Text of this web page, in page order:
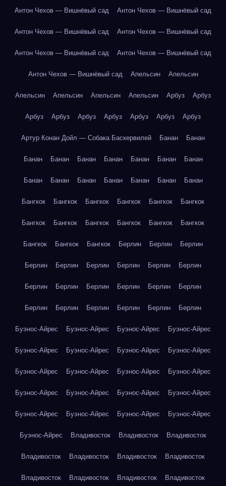
Антон Чехов — Вишнёвый сад Антон Чехов — Вишнёвый сад
Антон Чехов — Вишнёвый сад Антон Чехов — Вишнёвый сад
Антон Чехов — Вишнёвый сад Антон Чехов — Вишнёвый сад
Антон Чехов — Вишнёвый сад Апельсин Апельсин
Апельсин Апельсин Апельсин Апельсин Арбуз Арбуз
Арбуз Арбуз Арбуз Арбуз Арбуз Арбуз Арбуз
Артур Конан Дойл — Собака Баскервилей Банан Банан
Банан Банан Банан Банан Банан Банан Банан
Банан Банан Банан Банан Банан Банан Банан
Бангкок Бангкок Бангкок Бангкок Бангкок Бангкок
Бангкок Бангкок Бангкок Бангкок Бангкок Бангкок
Бангкок Бангкок Бангкок Берлин Берлин Берлин
Берлин Берлин Берлин Берлин Берлин Берлин
Берлин Берлин Берлин Берлин Берлин Берлин
Берлин Берлин Берлин Берлин Берлин Берлин
Буэнос-Айрес Буэнос-Айрес Буэнос-Айрес Буэнос-Айрес
Буэнос-Айрес Буэнос-Айрес Буэнос-Айрес Буэнос-Айрес
Буэнос-Айрес Буэнос-Айрес Буэнос-Айрес Буэнос-Айрес
Буэнос-Айрес Буэнос-Айрес Буэнос-Айрес Буэнос-Айрес
Буэнос-Айрес Буэнос-Айрес Буэнос-Айрес Буэнос-Айрес
Буэнос-Айрес Владивосток Владивосток Владивосток
Владивосток Владивосток Владивосток Владивосток
Владивосток Владивосток Владивосток Владивосток